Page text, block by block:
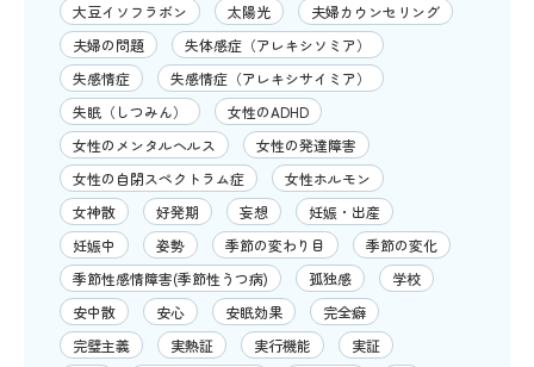
大豆イソフラボン
太陽光
夫婦カウンセリング
夫婦の問題
失体感症（アレキシソミア）
失感情症
失感情症（アレキシサイミア）
失眠（しつみん）
女性のADHD
女性のメンタルヘルス
女性の発達障害
女性の自閉スペクトラム症
女性ホルモン
女神散
好発期 妄想
妊娠・出産
妊娠中
姿勢 季節の変わり目
季節の変化
季節性感情障害(季節性うつ病)
孤独感
学校
安中散
安心 安眠効果
完全癖
完璧主義
実熱証 実行機能
実証